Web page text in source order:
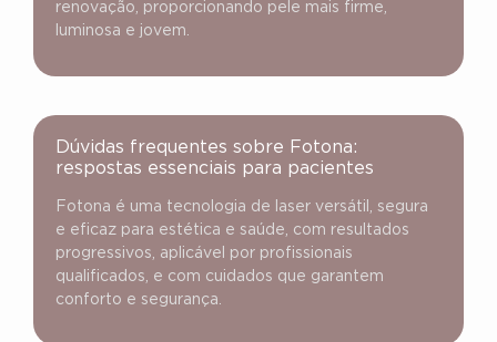
renovação, proporcionando pele mais firme,
luminosa e jovem.
Dúvidas frequentes sobre Fotona:
respostas essenciais para pacientes
Fotona é uma tecnologia de laser versátil, segura
e eficaz para estética e saúde, com resultados
progressivos, aplicável por profissionais
qualificados, e com cuidados que garantem
conforto e segurança.